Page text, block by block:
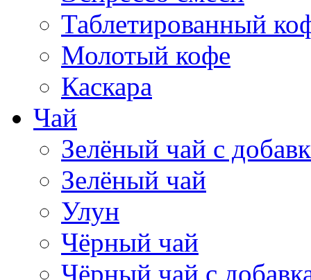
Таблетированный
Молотый кофе
Каскара
Чай
Зелёный чай с
Зелёный чай
Улун
Чёрный чай
Чёрный чай с